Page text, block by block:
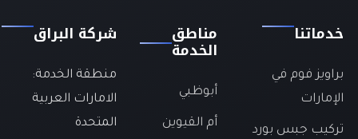
خدماتنا
براويز فوم في
الإمارات
تركيب جبس بورد
مناطق
الخدمة
أبوظبي
أم القيوين
شركة البراق
منطقة الخدمة:
الامارات العربية
المتحدة